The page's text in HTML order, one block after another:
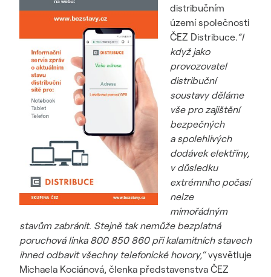
distribučním
území společnosti
ČEZ Distribuce.“I
když jako
provozovatel
distribuční
soustavy děláme
vše pro zajištění
bezpečných
a spolehlivých
dodávek elektřiny,
v důsledku
extrémního počasí
nelze
mimořádným
stavům zabránit. Stejně tak nemůže bezplatná
poruchová linka 800 850 860 při kalamitních stavech
ihned odbavit všechny telefonické hovory,“vysvětluje
Michaela Kociánová, členka představenstva ČEZ